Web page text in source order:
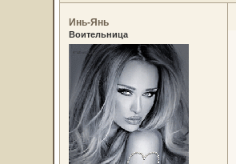
Инь-Янь
Воительница